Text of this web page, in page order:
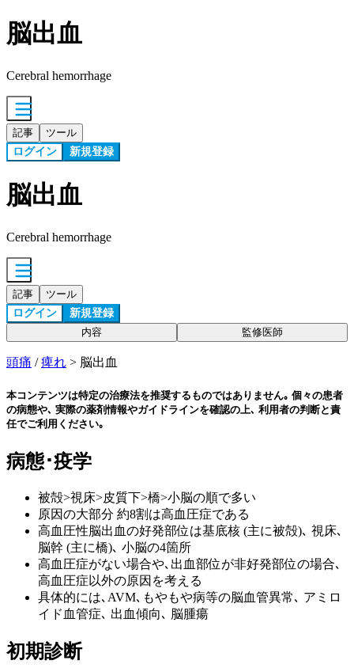
脳出血
Cerebral hemorrhage
記事 ツール
ログイン 新規登録
脳出血
Cerebral hemorrhage
記事 ツール
ログイン 新規登録
内容 監修医師
頭痛 /痺れ > 脳出血
本コンテンツは特定の治療法を推奨するものではありません｡ 個々の患者
の病態や､ 実際の薬剤情報やガイドラインを確認の上､ 利用者の判断と責
任でご利用ください｡
病態･疫学
被殻>視床>皮質下>橋>小脳の順で多い
原因の大部分 約8割は高血圧症である
高血圧性脳出血の好発部位は基底核 (主に被殻)､ 視床､
脳幹 (主に橋)､ 小脳の4箇所
高血圧症がない場合や､出血部位が非好発部位の場合､
高血圧症以外の原因を考える
具体的には､AVM､もやもや病等の脳血管異常､ アミロ
イド血管症､ 出血傾向､ 脳腫瘍
初期診断